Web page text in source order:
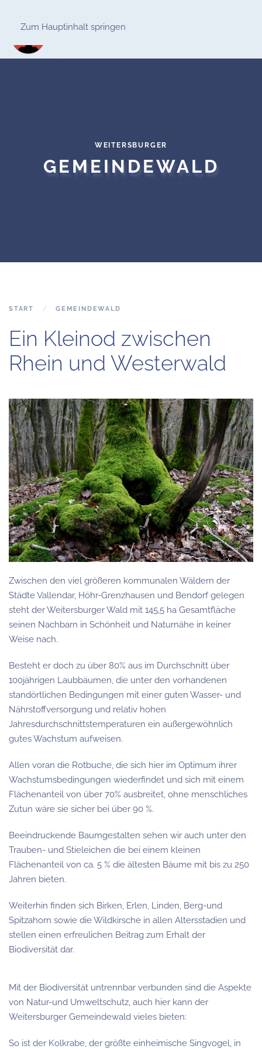
Zum Hauptinhalt springen
WEITERSBURGER
GEMEINDEWALD
START GEMEINDEWALD
Ein Kleinod zwischen
Rhein und Westerwald
Zwischen den viel größeren kommunalen Wäldern der
Städte Vallendar, Höhr-Grenzhausen und Bendorf gelegen
steht der Weitersburger Wald mit 145,5 ha Gesamtfläche
seinen Nachbarn in Schönheit und Naturnähe in keiner
Weise nach.
Besteht er doch zu über 80% aus im Durchschnitt über
100jährigen Laubbäumen, die unter den vorhandenen
standörtlichen Bedingungen mit einer guten Wasser- und
Nährstoffversorgung und relativ hohen
Jahresdurchschnittstemperaturen ein außergewöhnlich
gutes Wachstum aufweisen.
Allen voran die Rotbuche, die sich hier im Optimum ihrer
Wachstumsbedingungen wiederfindet und sich mit einem
Flächenanteil von über 70% ausbreitet, ohne menschliches
Zutun wäre sie sicher bei über 90 %.
Beeindruckende Baumgestalten sehen wir auch unter den
Trauben- und Stieleichen die bei einem kleinen
Flächenanteil von ca. 5 % die ältesten Bäume mit bis zu 250
Jahren bieten.
Weiterhin finden sich Birken, Erlen, Linden, Berg-und
Spitzahorn sowie die Wildkirsche in allen Altersstadien und
stellen einen erfreulichen Beitrag zum Erhalt der
Biodiversität dar.
Mit der Biodiversität untrennbar verbunden sind die Aspekte
von Natur-und Umweltschutz, auch hier kann der
Weitersburger Gemeindewald vieles bieten:
So ist der Kolkrabe, der größte einheimische Singvogel, in